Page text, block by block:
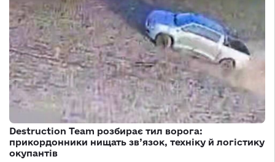
Destruction Team розбирає тил ворога:
прикордонники нищать зв’язок, техніку й логістику
окупантів